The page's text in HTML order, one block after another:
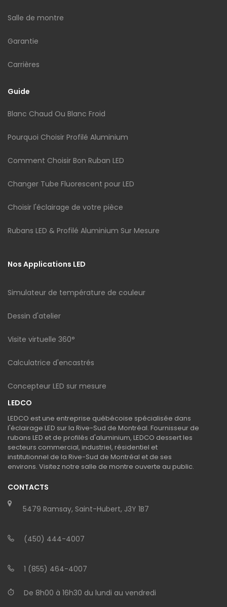
Salle de montre
Garantie
Carrières
Guide
Blanc Chaud Ou Blanc Froid
Pourquoi Choisir Profilé Aluminium
Comment Choisir Bon Ruban LED
Changer Tube Fluorescent pour LED
Choisir l'éclairage de votre pièce
Rubans LED & Profilé Aluminium Sur Mesure
Nos Applications LED
Simulateur de température de couleur
Dessin d'atelier
Visite virtuelle 360°
Calculatrice d'encastrés
Concepteur LED sur mesure
LEDCO
LEDCO est une entreprise québécoise spécialisée dans
l'éclairage LED sur la Rive-Sud de Montréal. Fournisseur de
rubans LED et de profilés d'aluminium, LEDCO dessert les
secteurs commercial, industriel, résidentiel et
institutionnel de la Rive-Sud de Montréal et de ses
environs. Visitez notre salle de montre ouverte au public.
CONTACTS
5479 Ramsay, Saint-Hubert, J3Y 1B7
(450) 444-4007
1 (855) 464-4007
De 8h00 à 16h30 du lundi au vendredi